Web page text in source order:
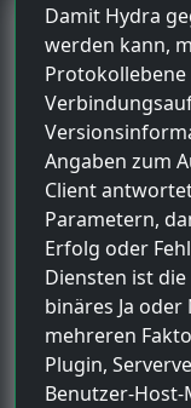
Damit Hydra
werden kann,
Protokollebene
Angaben zum
Client
Parametern,
Erfolg oder
Diensten ist
binäres Ja
mehreren
Plugin,
Benutzer-